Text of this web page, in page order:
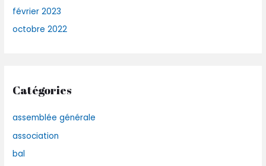
février 2023
octobre 2022
Catégories
assemblée générale
association
bal